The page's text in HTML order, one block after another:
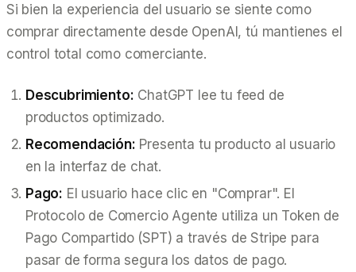
Si bien la experiencia del usuario se siente como
comprar directamente desde OpenAI, tú mantienes el
control total como comerciante.
Descubrimiento: ChatGPT lee tu feed de
productos optimizado.
Recomendación: Presenta tu producto al usuario
en la interfaz de chat.
Pago: El usuario hace clic en "Comprar". El
Protocolo de Comercio Agente utiliza un Token de
Pago Compartido (SPT) a través de Stripe para
pasar de forma segura los datos de pago.